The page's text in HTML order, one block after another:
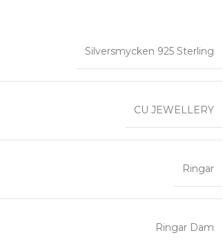
Silversmycken 925 Sterling
CU JEWELLERY
Ringar
Ringar Dam